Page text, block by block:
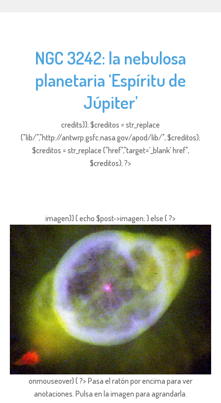
NGC 3242: la nebulosa
planetaria ‘Espíritu de
Júpiter’
credits)); $creditos = str_replace
("lib/","http://antwrp.gsfc.nasa.gov/apod/lib/", $creditos);
$creditos = str_replace ("href","target='_blank' href",
$creditos); ?>
imagen)) { echo $post->imagen; } else { ?>
onmouseover) { ?> Pasa el ratón por encima para ver
anotaciones. Pulsa en la imagen para agrandarla.